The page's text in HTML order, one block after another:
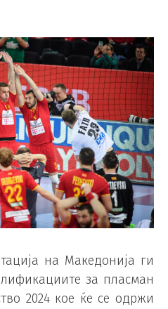
на Македонија ги
за пласман
2024 кое ќе се одржи